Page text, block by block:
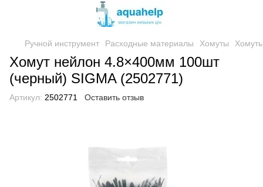
Ручной инструмент Расходные материалы Хомуты
Хомут нейлон 4.8×400мм 100шт
(черный) SIGMA (2502771)
Артикул: 2502771 Оставить отзыв